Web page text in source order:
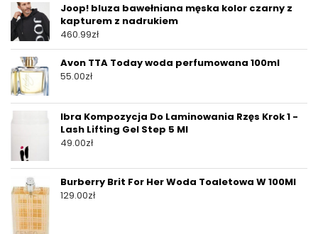
Joop! bluza bawełniana męska kolor czarny z
kapturem z nadrukiem
460.99zł
Avon TTA Today woda perfumowana 100ml
55.00zł
Ibra Kompozycja Do Laminowania Rzęs Krok 1 -
Lash Lifting Gel Step 5 Ml
49.00zł
Burberry Brit For Her Woda Toaletowa W 100Ml
129.00zł